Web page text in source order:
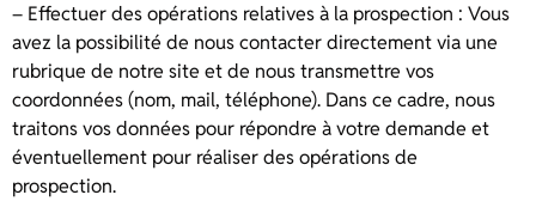
– Effectuer des opérations relatives à la prospection : Vous
avez la possibilité de nous contacter directement via une
rubrique de notre site et de nous transmettre vos
coordonnées (nom, mail, téléphone). Dans ce cadre, nous
traitons vos données pour répondre à votre demande et
éventuellement pour réaliser des opérations de
prospection.